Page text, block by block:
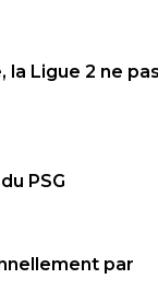
la Ligue 2 ne
PSG
par